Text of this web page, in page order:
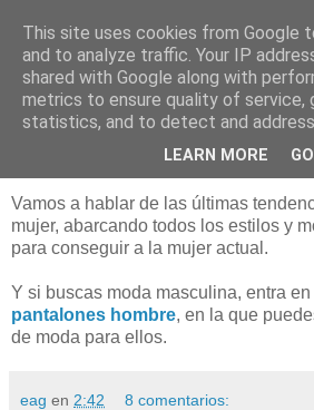
Camisas mujer
viernes, 19 de marzo de 2010
Bienvenida al blog de
Vamos a hablar de las últimas
mujer, abarcando todos los estilos y
para conseguir a la mujer actual.
Y si buscas moda masculina, entra
pantalones hombre, en la que
de moda para ellos.
eag en 2:42 8 comentarios:
This site uses cookies from Google
and to analyze traffic. Your IP
shared with Google along with
metrics to ensure quality of service,
statistics, and to detect and
LEARN MORE